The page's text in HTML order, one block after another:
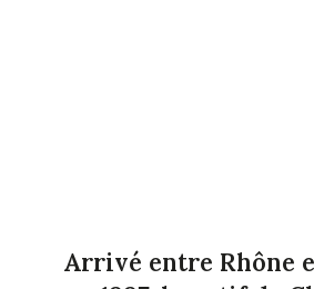
Arrivé entre Rhône